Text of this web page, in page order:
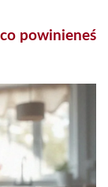
powinieneś